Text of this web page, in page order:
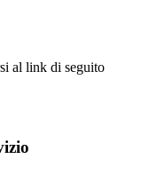
al link di seguito